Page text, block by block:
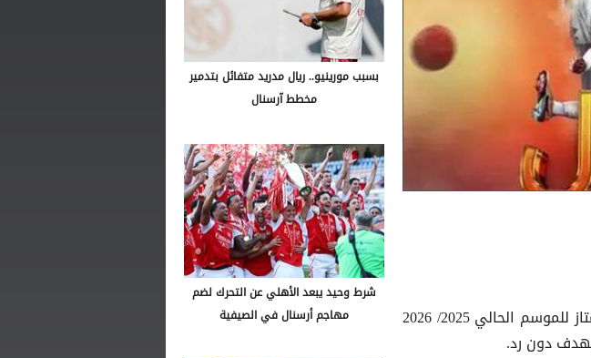
الممتاز للموسم الحالي 2025/ 2026
دون رد.
بسبب مورينيو.. ريال مدريد متفائل بتدمير
مخطط آرسنال
شرط وحيد يبعد الأهلي عن التحرك لضم
مهاجم أرسنال في الصيفية